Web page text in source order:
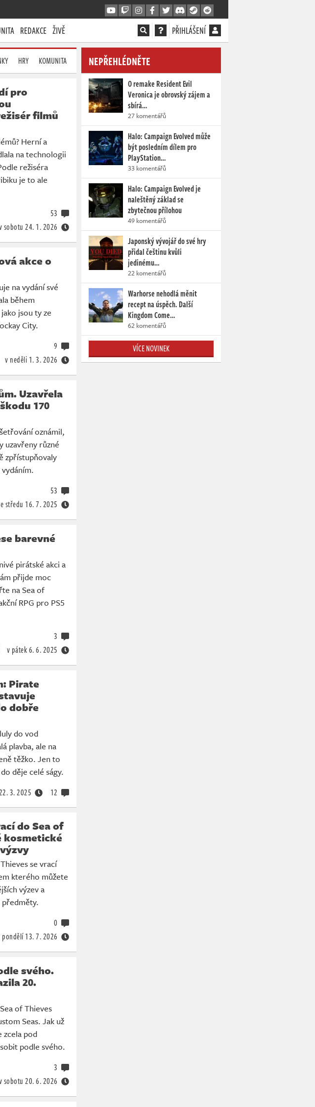
REDAKCE ŽIVĚ PŘIHLÁŠENÍ
HRY KOMUNITA
pro
filmů
Herní a
na technologii
režiséra
je to ale
sobotu 24. 1. 2026
53
akce o
na vydání své
během
jsou ty ze
City.
v neděli 1. 3. 2026
9
Uzavřela
170
oznámil,
uzavřeny různé
zpřístupňovaly
středu 16. 7. 2025
53
barevné
pirátské akci a
přijde moc
na Sea of
RPG pro PS5
v pátek6. 6. 2025
3
Pirate
dobře
do vod
plavba, ale na
těžko. Jen to
děje celé ságy.
3. 2025 12
do Sea of
kosmetické
se vrací
kterého můžete
výzev a
pondělí13. 7. 2026
0
svého.
20.
of Thieves
Seas. Jak už
zcela pod
podle svého.
sobotu 20. 6. 2026
3
NEPŘEHLÉDNĚTE
O remake Resident Evil
Veronica je obrovský zájem a
sbírá…
27 komentářů
Halo: Campaign Evolved může
být posledním dílem pro
PlayStation…
33 komentářů
Halo: Campaign Evolved je
naleštěný základ se
zbytečnou přílohou
49 komentářů
Japonský vývojář do své hry
přidal češtinu kvůli
jedinému…
22 komentářů
Warhorse nehodlá měnit
recept na úspěch. Další
Kingdom Come…
62 komentářů
VÍCE NOVINEK